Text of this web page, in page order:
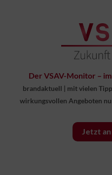
Der VSAV-Monitor –
brandaktuell | mit vielen
wirkungsvollen Angeboten
Jetzt